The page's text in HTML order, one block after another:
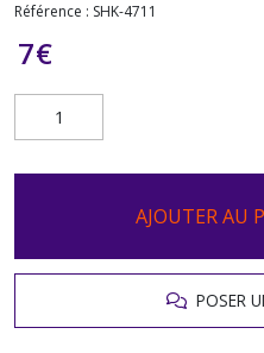
Référence : SHK-4711
7€
AJOUTER AU
POSER